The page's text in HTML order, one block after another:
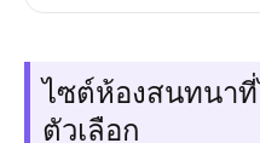
ไซต์ห้องสนทนา
ตัวเลือก